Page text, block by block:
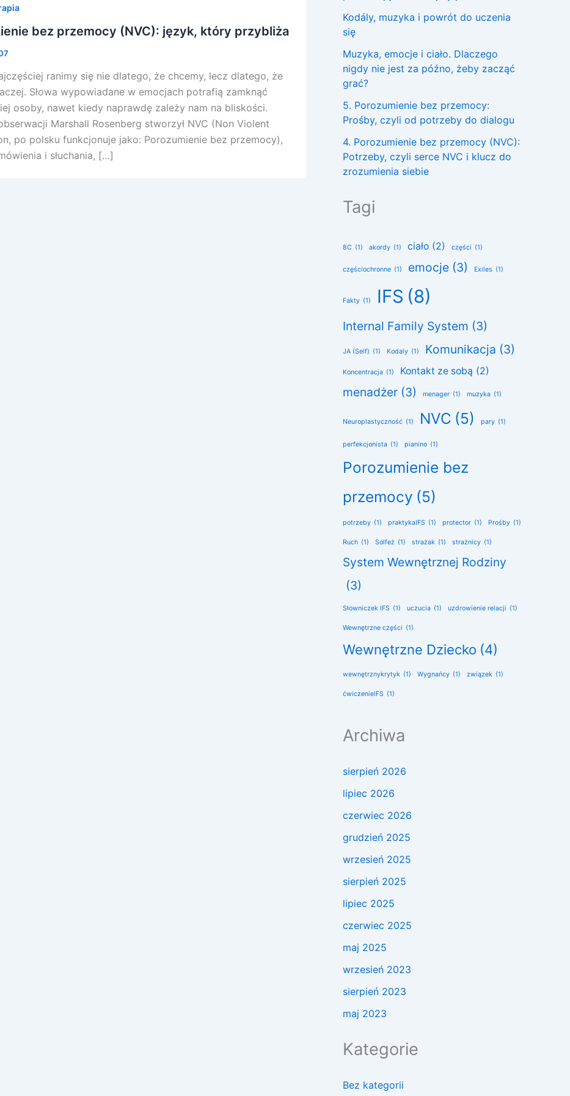
bez przemocy (NVC): język, który przybliża
ranimy się nie dlatego, że chcemy, lecz dlatego, że
Słowa wypowiadane w emocjach potrafią zamknąć
osoby, nawet kiedy naprawdę zależy nam na bliskości.
Marshall Rosenberg stworzył NVC (Non Violent
po polsku funkcjonuje jako: Porozumienie bez przemocy),
i słuchania, […]
Kodály, muzyka i powrót do uczenia
się
Muzyka, emocje i ciało. Dlaczego
nigdy nie jest za późno, żeby zacząć
grać?
5. Porozumienie bez przemocy:
Prośby, czyli od potrzeby do dialogu
4. Porozumienie bez przemocy (NVC):
Potrzeby, czyli serce NVC i klucz do
zrozumienia siebie
Tagi
8C (1) akordy (1) ciało (2) części (1)
częściochronne (1) emocje (3) Exiles (1)
Fakty (1) IFS (8)
Internal Family System (3)
JA (Self) (1) Kodaly (1) Komunikacja (3)
Koncentracja (1) Kontakt ze sobą (2)
menadżer (3) menager (1) muzyka (1)
Neuroplastyczność (1) NVC (5) pary (1)
perfekcjonista (1) pianino (1)
Porozumienie bez
przemocy (5)
potrzeby (1) praktykaIFS (1) protector (1) Prośby (1)
Ruch (1) Solfeż (1) strażak (1) strażnicy (1)
System Wewnętrznej Rodziny
(3)
Słowniczek IFS (1) uczucia (1) uzdrowienie relacji (1)
Wewnętrzne części (1)
Wewnętrzne Dziecko (4)
wewnętrznykrytyk (1) Wygnańcy (1) związek (1)
ćwiczenieIFS (1)
Archiwa
sierpień 2026
lipiec 2026
czerwiec 2026
grudzień 2025
wrzesień 2025
sierpień 2025
lipiec 2025
czerwiec 2025
maj 2025
wrzesień 2023
sierpień 2023
maj 2023
Kategorie
Bez kategorii